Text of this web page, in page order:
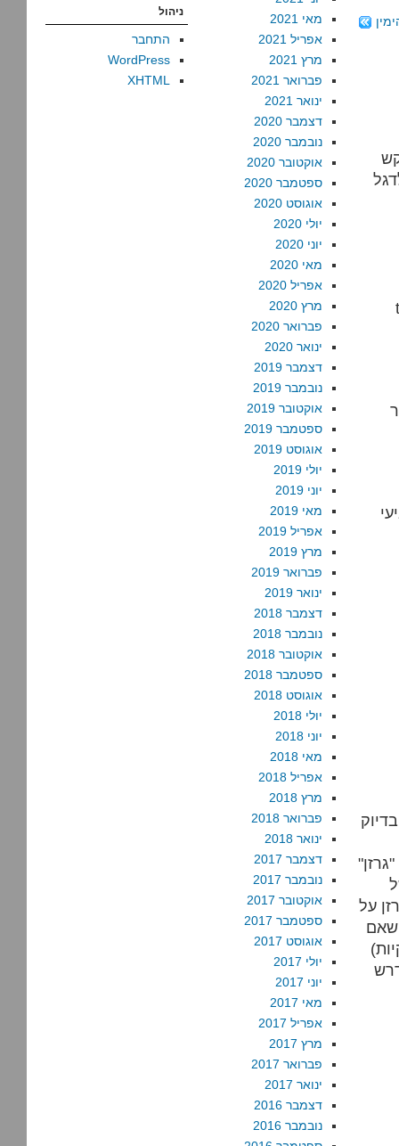
" כל בן 16 שיבקש
למלה "גרזן"
על
שאם
מאי 2021
אפריל 2021
מרץ 2021
פברואר 2021
ינואר 2021
דצמבר 2020
נובמבר 2020
אוקטובר 2020
ספטמבר 2020
אוגוסט 2020
יולי 2020
יוני 2020
מאי 2020
אפריל 2020
מרץ 2020
פברואר 2020
ינואר 2020
דצמבר 2019
נובמבר 2019
אוקטובר 2019
ספטמבר 2019
אוגוסט 2019
יולי 2019
יוני 2019
מאי 2019
אפריל 2019
מרץ 2019
פברואר 2019
ינואר 2019
דצמבר 2018
נובמבר 2018
אוקטובר 2018
ספטמבר 2018
אוגוסט 2018
יולי 2018
יוני 2018
מאי 2018
אפריל 2018
מרץ 2018
פברואר 2018
ינואר 2018
דצמבר 2017
נובמבר 2017
אוקטובר 2017
ספטמבר 2017
אוגוסט 2017
יולי 2017
יוני 2017
מאי 2017
אפריל 2017
מרץ 2017
פברואר 2017
ינואר 2017
דצמבר 2016
נובמבר 2016
ניהול
התחבר
WordPress
XHTML